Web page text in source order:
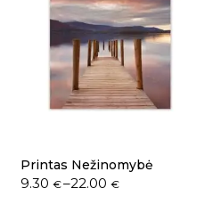
Printas Nežinomybė
9.30 €–22.00 €